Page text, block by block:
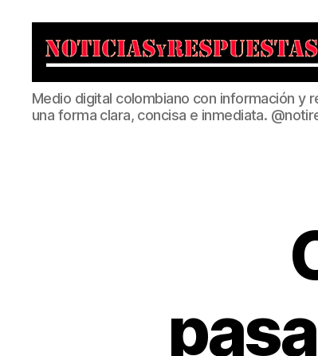
Noticias
y
Respuestas
Medio digital colombiano con información y
una forma clara, concisa e inmediata.